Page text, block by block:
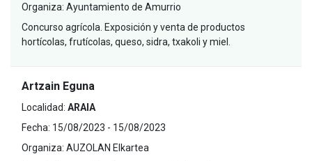
Organiza: Ayuntamiento de Amurrio
Concurso agrícola. Exposición y venta de productos
hortícolas, frutícolas, queso, sidra, txakoli y miel.
Artzain Eguna
Localidad: ARAIA
Fecha: 15/08/2023 - 15/08/2023
Organiza: AUZOLAN Elkartea